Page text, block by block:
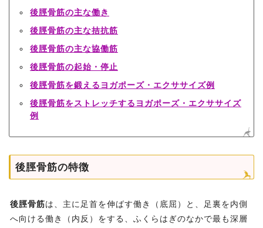
後脛骨筋の主な働き
後脛骨筋の主な拮抗筋
後脛骨筋の主な協働筋
後脛骨筋の起始・停止
後脛骨筋を鍛えるヨガポーズ・エクササイズ例
後脛骨筋をストレッチするヨガポーズ・エクササイズ
例
後脛骨筋の特徴
後脛骨筋は、主に足首を伸ばす働き（底屈）と、足裏を内側
へ向ける働き（内反）をする、ふくらはぎのなかで最も深層